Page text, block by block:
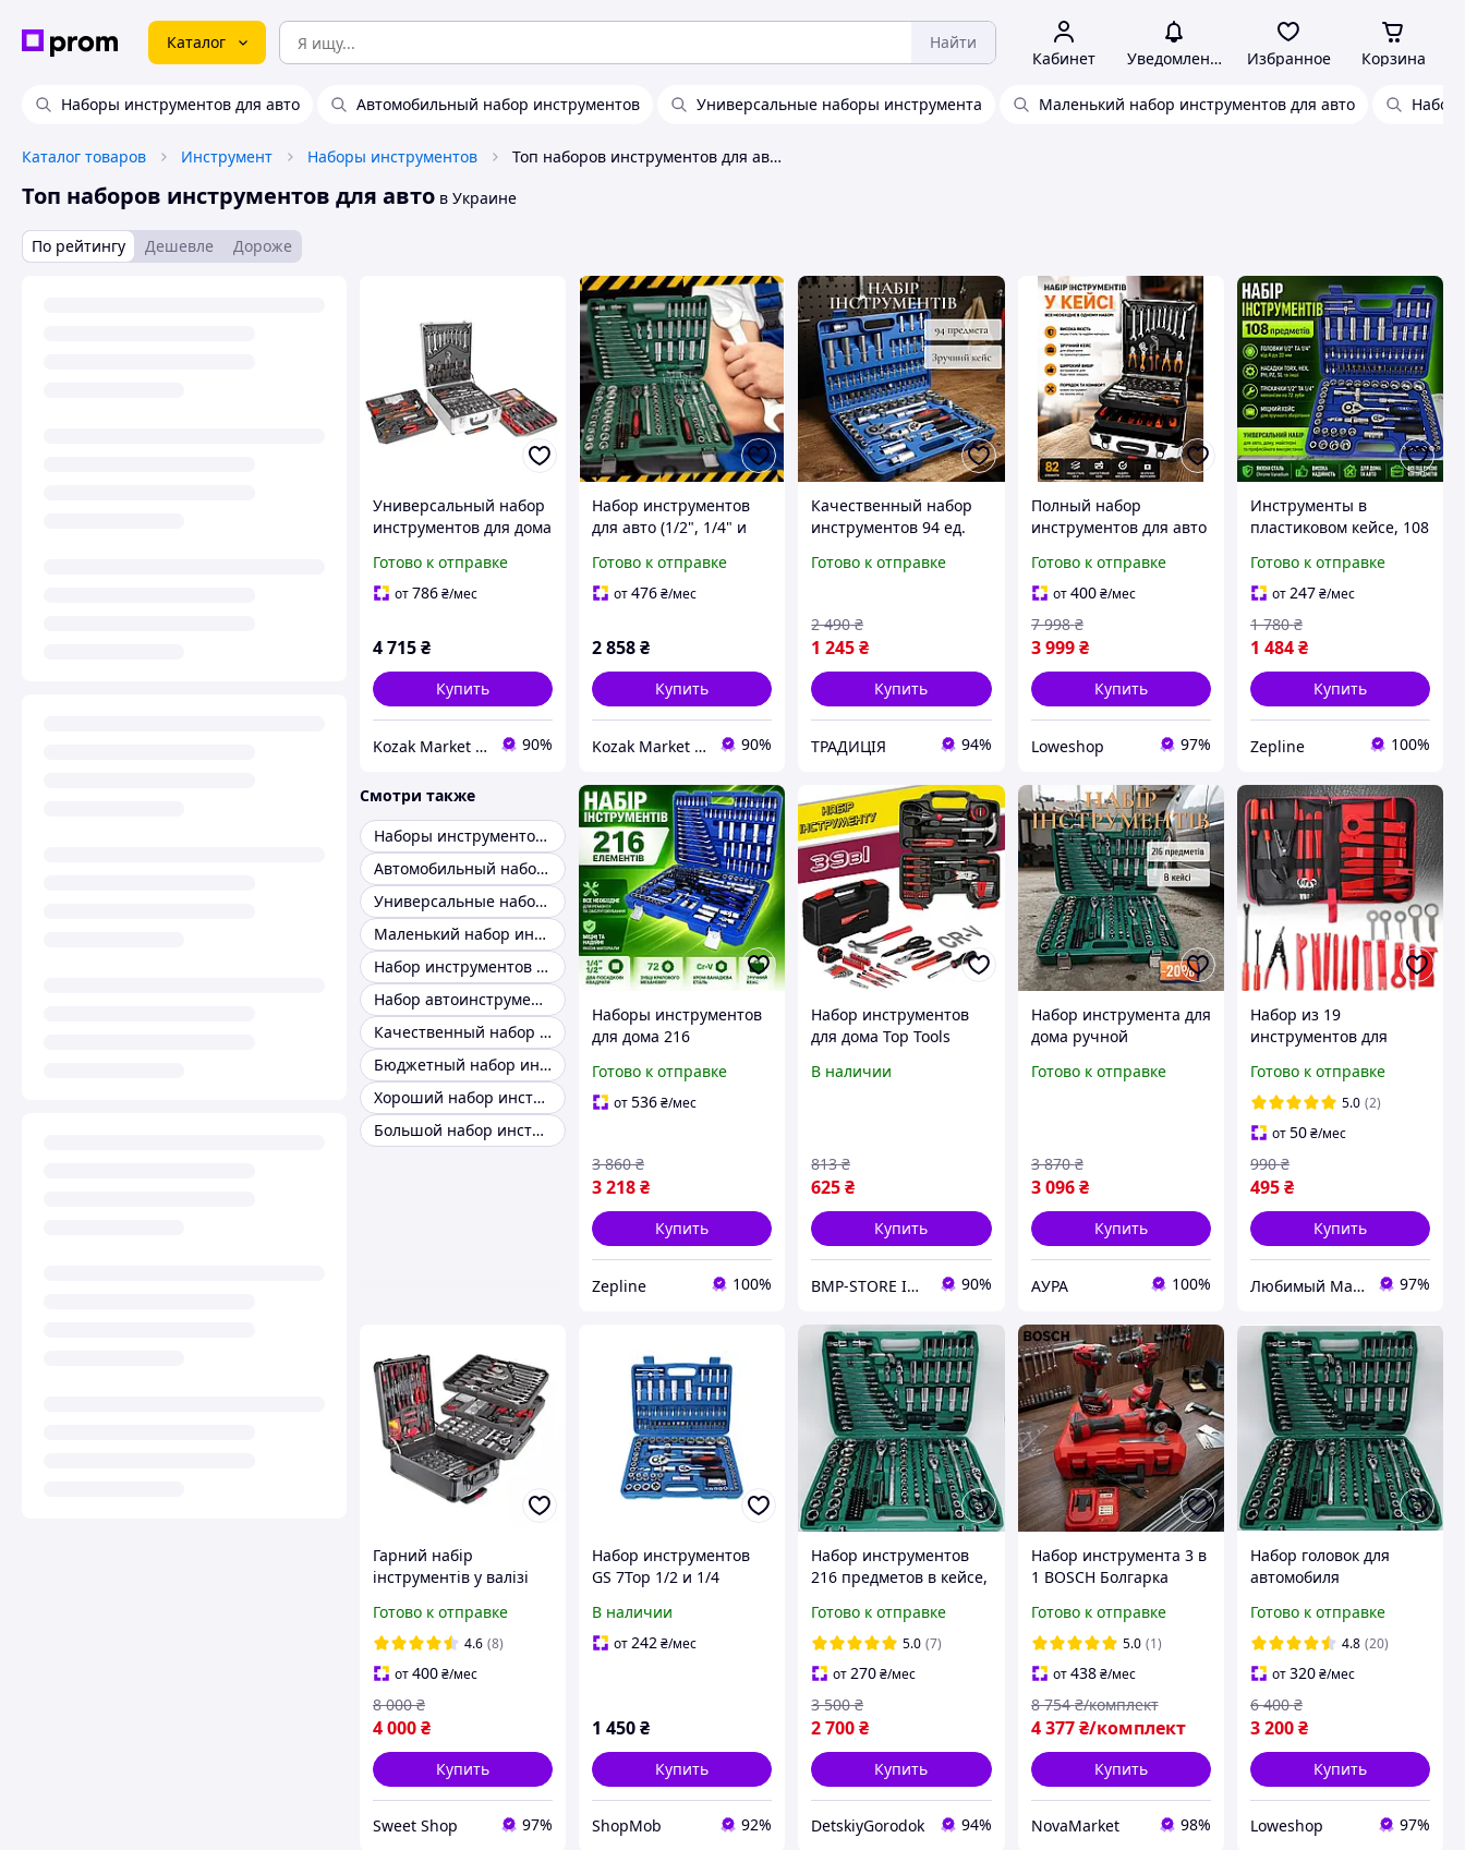
Каталог Найти
Кабинет Уведомления Избранное Корзина
Наборы инструментов для авто Автомобильный набор инструментов Универсальные наборы инструмента Маленький набор инструментов для авто Набор
Каталог товаров Инструмент Наборы инструментов Топ наборов инструментов для авто
Топ наборов инструментов для авто в Украине
По рейтингу Дешевле Дороже
Универсальный набор
инструментов для дома
Box Set 408 Топ продаж
Готово к отправке
от786₴/мес
4 715₴
Купить
Kozak Market - Магазин техники и аксессуаров 90%
Набор инструментов
для авто (1/2", 1/4" и
головок и ключей для
автомобиля 216 шт Топ
Готово к отправке
от476₴/мес
2 858₴
Купить
Kozak Market - Магазин техники и аксессуаров 90%
Качественный набор
инструментов 94 ед.
инструмент
Наборы инструментов
для авто
Готово к отправке
1 245₴
2 490 ₴
Купить
ТРАДИЦІЯ 94%
Полный набор
инструментов для авто
использования дома
Набор
комбинированных
ключей с трещоткой
Готово к отправке
от400 ₴/мес
3 999 ₴
7 998 ₴
Купить
Loweshop 97%
Инструменты в
пластиковом кейсе, 108
инструментов для
ремонта авто,
универсальный
инструментальный
набор ТОП
Готово к отправке
от247₴/мес
1 484₴
1 780 ₴
Купить
Zepline 100%
Смотри также
Наборы инструментов для авто
Автомобильный набор инструментов
Универсальные наборы инструмента
Маленький набор инструментов для авто
Набор инструментов для водителя
Набор автоинструментов
Качественный набор инструментов для авто
Бюджетный набор инструментов для авто
Хороший набор инструментов для автомобиля
Большой набор инструментов для авто
Наборы инструментов
для дома 216
Профессиональный
Набор Ключей для
Готово к отправке
от536₴/мес
3 218₴
3 860 ₴
Купить
Zepline 100%
Набор инструментов
для дома Top Tools
авто и техики в
В наличии
625₴
813 ₴
Купить
BMP-STORE Інтернет магазин 90%
Набор инструмента для
дома ручной
торцевыми головками
Готово к отправке
3 096 ₴
3 870 ₴
Купить
АУРА 100%
Набор из 19
инструментов для
разборки салона авто
Universal easy top
Готово к отправке
5.0 (2)
от50₴/мес
495₴
990 ₴
Купить
Любимый Магазин 97%
Гарний набір
інструментів у валізі
Ключів для Авто в
Кейсі Набори ручного
інструменту 399од
Готово к отправке
4.6 (8)
от400₴/мес
4 000₴
8 000 ₴
Купить
Sweet Shop 97%
Набор инструментов
GS 7Top 1/2 и 1/4
в чемодане для
ремонта и
В наличии
от242 ₴/мес
1 450₴
Купить
ShopMob 92%
Набор инструментов
216 предметов в кейсе,
набор ключей и
головок 1/2 и 1/4,
автонабор для ремонта
авто
Готово к отправке
5.0 (7)
от270₴/мес
2 700₴
3 500 ₴
Купить
DetskiyGorodok 94%
Набор инструмента 3 в
1 BOSCH Болгарка
Гайковерт для авто
(Электрические
шуруповерты) УШМ
(Гайковерт мощный)
Готово к отправке
5.0 (1)
от438 ₴/мес
4 377 ₴/комплект
8 754 ₴/комплект
Купить
NovaMarket 98%
Набор головок для
автомобиля
инструментов
Хороший набор
инструментов в
чемодане в чемодане
216 предметов
Готово к отправке
4.8 (20)
от320₴/мес
3 200₴
6 400 ₴
Купить
Loweshop 97%